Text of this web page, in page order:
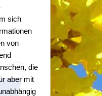
sich
von
die
aber mit